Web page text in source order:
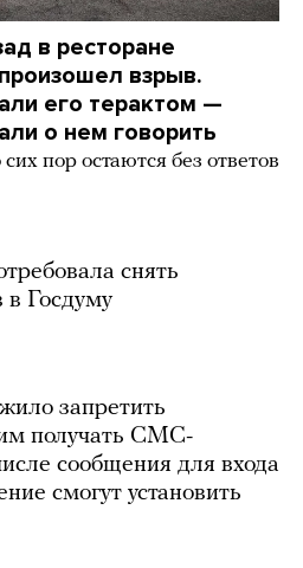
в ресторане
взрыв.
его терактом —
о нем говорить
пор остаются без ответов
снять
в Госдуму
запретить
получать СМС-
сообщения для входа
смогут установить